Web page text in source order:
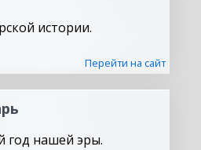
истории.
Перейти на сайт
год нашей эры.